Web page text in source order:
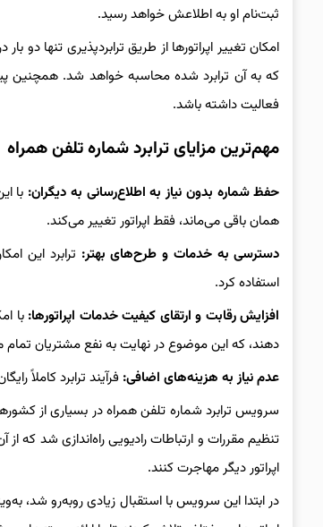
ثبت‌نام او به اطلاعش خواهد رسید.
امکان تغییر اپراتورها از طریق ترابردپذیری تنها
که به آن ترابرد شده محاسبه خواهد شد. همچنین
فعالیت داشته باشد.
مهم‌ترین مزایای ترابرد شماره تلفن همراه
حفظ شماره بدون نیاز به اطلاع‌رسانی به دیگران: با
همان باقی می‌ماند، فقط اپراتور تغییر می‌کند.
دسترسی به خدمات و طرح‌های بهتر: ترابرد این
استفاده کرد.
افزایش رقابت و ارتقای کیفیت خدمات اپراتورها: با
دهند، که این موضوع در نهایت به نفع مشتریان
عدم نیاز به هزینه‌های اضافی: فرآیند ترابرد کاملاً
تنظیم مقررات و ارتباطات رادیویی راه‌اندازی شد که از
اپراتور دیگر مهاجرت کنند.
در ابتدا این سرویس با استقبال زیادی روبه‌رو شد،